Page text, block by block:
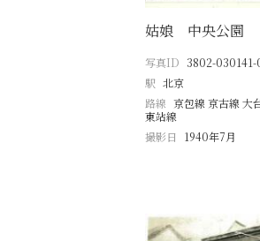
姑娘 中央公園
写真ID 3802-030141-
駅 北京
路線 京包線 京古線 大
東站線
撮影日
1940年7月